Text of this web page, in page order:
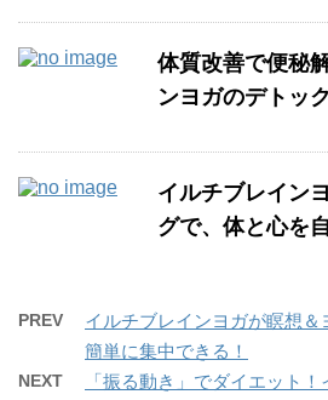
体質改善で便秘
ンヨガのデトッ
イルチブレイン
グで、体と心を
PREV
イルチブレインヨガが瞑想
簡単に集中できる！
NEXT
「振る動き」でダイエット